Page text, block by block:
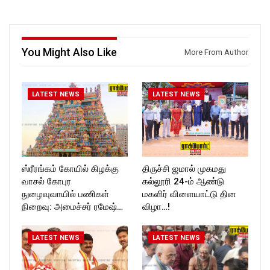
Follow us on:
https://twitter.com/ROCKFOR
T_TIMESC
You Might Also Like More From Author
LATEST NEWS
ஸ்ரீரங்கம் கோயில் கிழக்கு
வாசல் கோபுர
நுழைவுவாயில் பணிகள்
நிறைவு: அமைச்சர் ரமேஷ்…
LATEST NEWS
திருச்சி ஜமால் முகமது
கல்லூரி 24-ம் ஆண்டு
மகளிர் விளையாட்டு தின
விழா…!
LATEST NEWS LATEST NEWS